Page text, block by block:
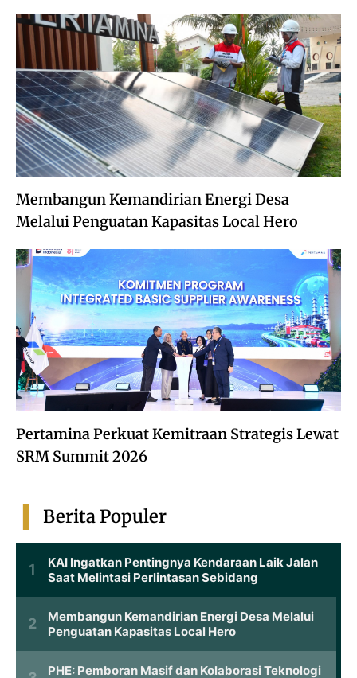
Membangun Kemandirian Energi Desa
Melalui Penguatan Kapasitas Local Hero
Pertamina Perkuat Kemitraan Strategis Lewat
SRM Summit 2026
Berita Populer